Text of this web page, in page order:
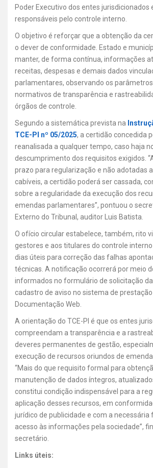
Poder Executivo dos entes jurisdicionados
responsáveis pelo controle interno.
O objetivo é reforçar que a obtenção da
o dever de conformidade. Estado e
manter, de forma contínua, informações
receitas, despesas e demais dados
parlamentares, observando os
normativos de transparência e
órgãos de controle.
Segundo a sistemática prevista na
TCE-PI nº 05/2025, a certidão concedida
reanalisada a qualquer tempo, caso haja
descumprimento dos requisitos exigidos.
prazo para regularização e não adotadas
cabíveis, a certidão poderá ser cassada,
sobre a regularidade da execução dos
emendas parlamentares”, pontuou o
Externo do Tribunal, auditor Luis Batista.
O ofício circular estabelece, também, rito
gestores e aos titulares do controle
dias úteis para correção das falhas
técnicas. A notificação ocorrerá por meio
informados no formulário de solicitação
cadastro de aviso no sistema de
Documentação Web.
A orientação do TCE-PI é que os entes
compreendam a transparência e a
deveres permanentes de gestão,
execução de recursos oriundos de
“Mais do que requisito formal para
manutenção de dados íntegros,
constitui condição indispensável para a
aplicação desses recursos, em
jurídico de publicidade e com a necessária
acesso às informações pela sociedade”,
secretário.
Links úteis: